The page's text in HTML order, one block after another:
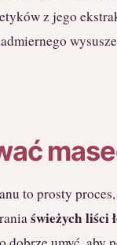
z jego
to prosty
świeżych liści